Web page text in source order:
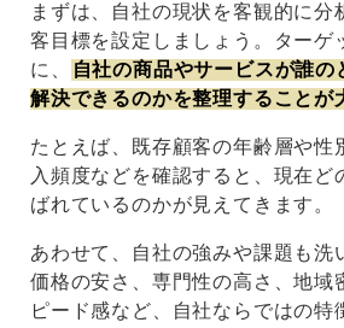
まずは、自社の現状を客観的に分
客目標を設定しましょう。ターゲ
に、
自社の商品やサービスが誰の
解決できるのかを整理することが
たとえば、既存顧客の年齢層や性
入頻度などを確認すると、現在ど
ばれているのかが見えてきます。
あわせて、自社の強みや課題も洗
価格の安さ、専門性の高さ、地域
ピード感など、自社ならではの特